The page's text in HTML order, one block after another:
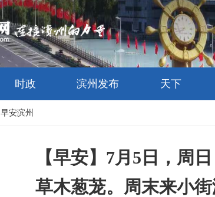
时政 滨州发布 天下
早安滨州
【早安】7月5日，周
草木葱茏。周末来小